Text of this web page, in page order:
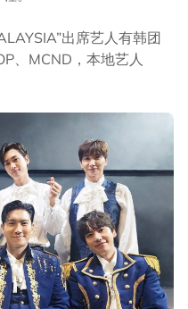
出席艺人有韩团
、MCND，本地艺人